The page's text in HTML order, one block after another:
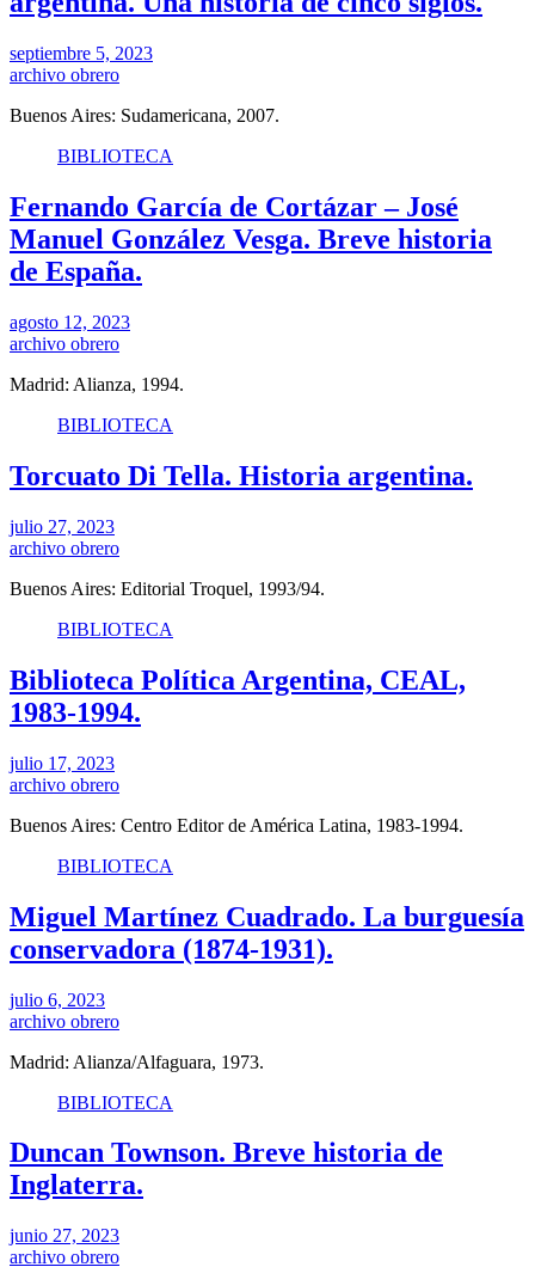
septiembre 5, 2023
archivo obrero
Buenos Aires: Sudamericana, 2007.
BIBLIOTECA
Fernando García de Cortázar – José
Manuel González Vesga. Breve historia
de España.
agosto 12, 2023
archivo obrero
Madrid: Alianza, 1994.
BIBLIOTECA
Torcuato Di Tella. Historia argentina.
julio 27, 2023
archivo obrero
Buenos Aires: Editorial Troquel, 1993/94.
BIBLIOTECA
Biblioteca Política Argentina, CEAL,
1983-1994.
julio 17, 2023
archivo obrero
Buenos Aires: Centro Editor de América Latina, 1983-1994.
BIBLIOTECA
Miguel Martínez Cuadrado. La burguesía
conservadora (1874-1931).
julio 6, 2023
archivo obrero
Madrid: Alianza/Alfaguara, 1973.
BIBLIOTECA
Duncan Townson. Breve historia de
Inglaterra.
junio 27, 2023
archivo obrero